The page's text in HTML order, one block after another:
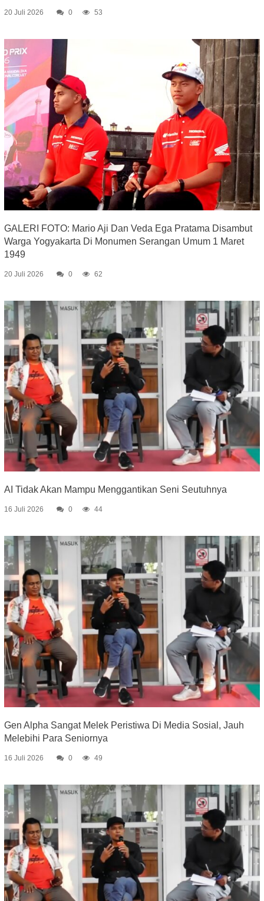
20 Juli 2026 0 53
GALERI FOTO: Mario Aji Dan Veda Ega Pratama Disambut
Warga Yogyakarta Di Monumen Serangan Umum 1 Maret
1949
20 Juli 2026 0 62
AI Tidak Akan Mampu Menggantikan Seni Seutuhnya
16 Juli 2026 0 44
Gen Alpha Sangat Melek Peristiwa Di Media Sosial, Jauh
Melebihi Para Seniornya
16 Juli 2026 0 49